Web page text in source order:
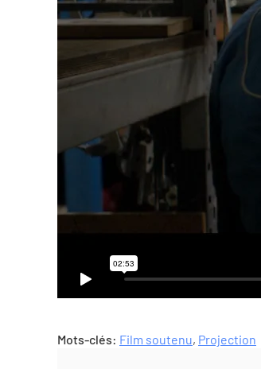
Mots-clés: Film soutenu, Projection